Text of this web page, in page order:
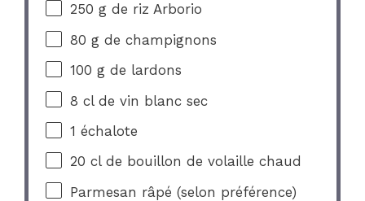
250 g de riz Arborio
80 g de champignons
100 g de lardons
8 cl de vin blanc sec
1 échalote
20 cl de bouillon de volaille chaud
Parmesan râpé (selon préférence)